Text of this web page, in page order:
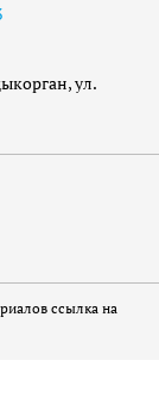
ул.
ссылка на